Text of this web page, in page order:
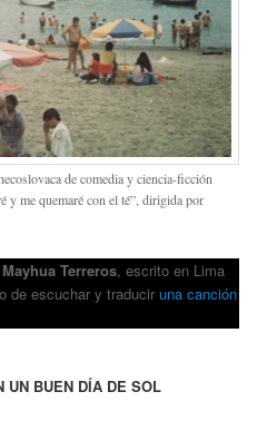
de comedia y ciencia-ficción
y me quemaré con el té”, dirigida por
Terreros, escrito en Lima
de escuchar y traducir una canción
UN BUEN DÍA DE SOL